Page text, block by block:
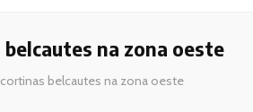
na zona oeste
cortinas belcautes na zona oeste